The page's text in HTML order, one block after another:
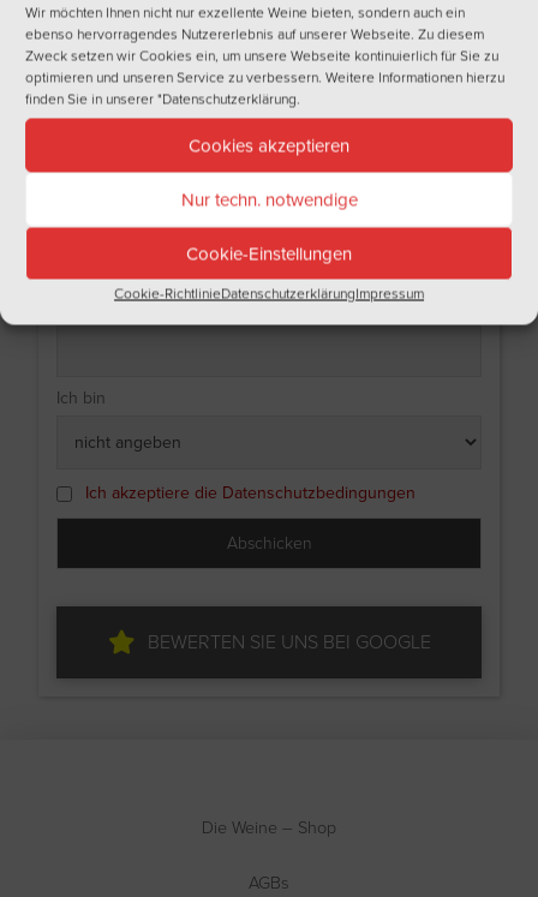
Wir möchten Ihnen nicht nur exzellente Weine bieten, sondern auch ein
ebenso hervorragendes Nutzererlebnis auf unserer Webseite. Zu diesem
Zweck setzen wir Cookies ein, um unsere Webseite kontinuierlich für Sie zu
optimieren und unseren Service zu verbessern. Weitere Informationen hierzu
finden Sie in unserer"Datenschutzerklärung.
Cookies akzeptieren
Nur techn. notwendige
Cookie-Einstellungen
Cookie-RichtlinieDatenschutzerklärungImpressum
NEWSLETTER
Haben Sie Lust auf regelmäßige Informationen aus der Welt des Weins?
Tragen Sie sich doch gleich in unseren Newsletter ein!
Name
Ich bin
Ich akzeptiere die Datenschutzbedingungen
BEWERTEN SIE UNS BEI GOOGLE
Die Weine – Shop
AGBs